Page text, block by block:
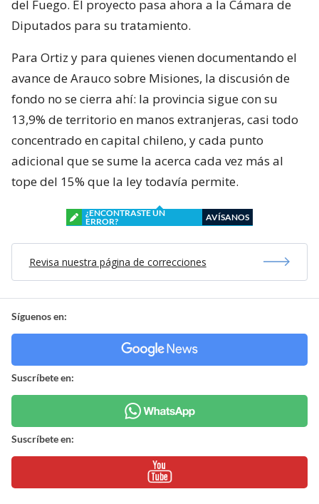
del Fuego. El proyecto pasa ahora a la Cámara de
Diputados para su tratamiento.
Para Ortiz y para quienes vienen documentando el
avance de Arauco sobre Misiones, la discusión de
fondo no se cierra ahí: la provincia sigue con su
13,9% de territorio en manos extranjeras, casi todo
concentrado en capital chileno, y cada punto
adicional que se sume la acerca cada vez más al
tope del 15% que la ley todavía permite.
¿ENCONTRASTE UN
ERROR?
AVÍSANOS
Revisa nuestra página de correcciones
Síguenos en:
Suscríbete en:
Suscríbete en: